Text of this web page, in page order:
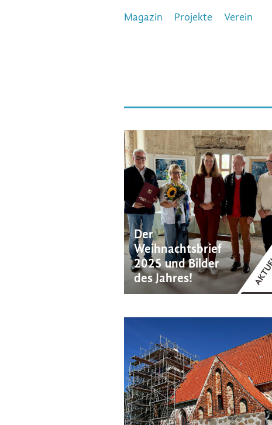
Magazin Projekte Verein
Der
Weihnachtsbrief
2025 und Bilder
des Jahres!